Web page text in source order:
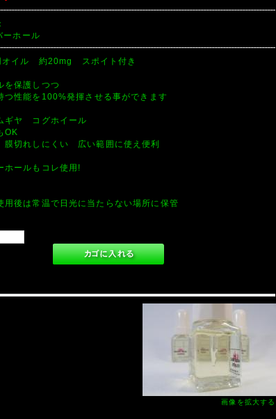
ーホール
オイル 約20mg スポイト付き
を保護しつつ
つ性能を100%発揮させる事ができます
ギヤ コグホイール
OK
切れしにくい 広い範囲に使え便利
ホールもコレ使用!
後は常温で日光に当たらない場所に保管
画像を拡大する